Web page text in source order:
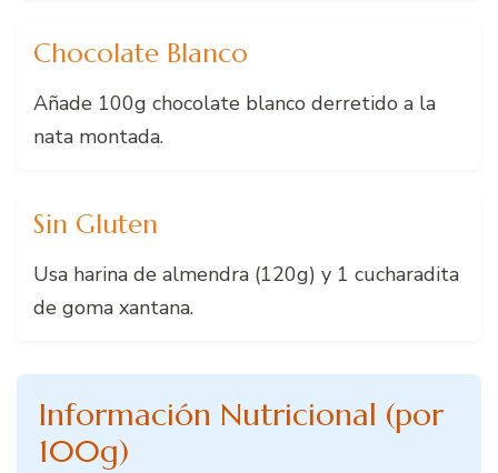
Chocolate Blanco
Añade 100g chocolate blanco derretido a la
nata montada.
Sin Gluten
Usa harina de almendra (120g) y 1 cucharadita
de goma xantana.
Información Nutricional (por
100g)